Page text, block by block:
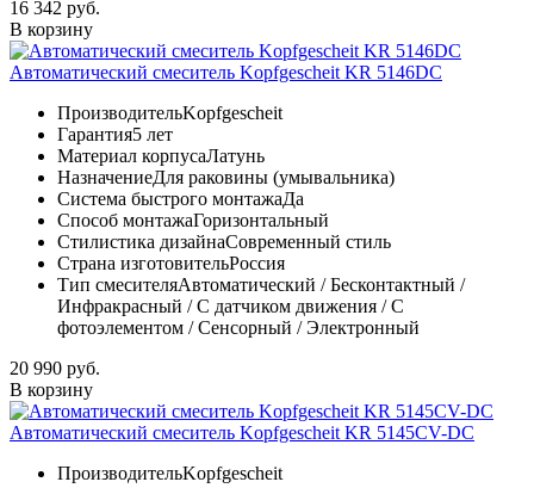
16 342 руб.
В корзину
Автоматический смеситель Kopfgescheit KR 5146DC
ПроизводительKopfgescheit
Гарантия5 лет
Материал корпусаЛатунь
НазначениеДля раковины (умывальника)
Система быстрого монтажаДа
Способ монтажаГоризонтальный
Стилистика дизайнаСовременный стиль
Страна изготовительРоссия
Тип смесителяАвтоматический / Бесконтактный /
Инфракрасный / С датчиком движения / С
фотоэлементом / Сенсорный / Электронный
20 990 руб.
В корзину
Автоматический смеситель Kopfgescheit KR 5145CV-DC
ПроизводительKopfgescheit